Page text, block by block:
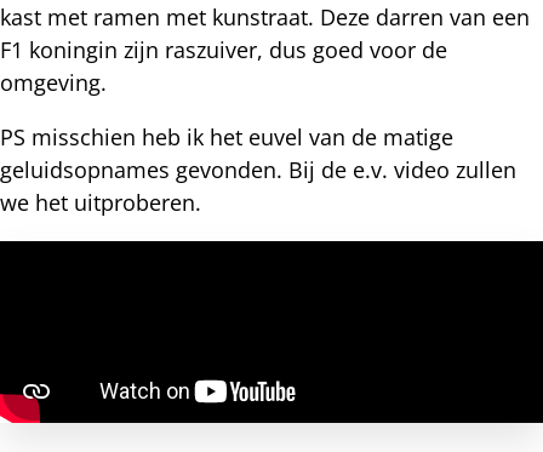
kast met ramen met kunstraat. Deze darren van een
F1 koningin zijn raszuiver, dus goed voor de
omgeving.
PS misschien heb ik het euvel van de matige
geluidsopnames gevonden. Bij de e.v. video zullen
we het uitproberen.